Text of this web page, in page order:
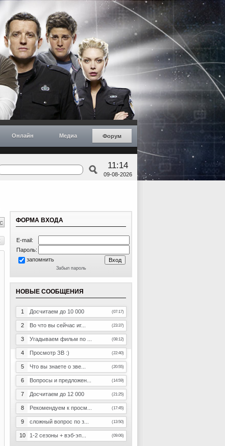
Онлайн Медиа Форум
11:14
09-08-2026
ФОРМА ВХОДА
E-mail:
Пароль:
запомнить
Забыл пароль
НОВЫЕ СООБЩЕНИЯ
1 Досчитаем до 10 000 (07:17)
2 Во что вы сейчас иг... (23:37)
3 Угадываем фильм по ... (08:12)
4 Просмотр ЗВ :) (22:40)
5 Что вы знаете о зве... (20:55)
6 Вопросы и предложен... (14:59)
7 Досчитаем до 12 000 (21:25)
8 Рекомендуем к просм... (17:45)
9 сложный вопрос по з... (13:50)
10 1-2 сезоны + вэб-эп... (09:06)